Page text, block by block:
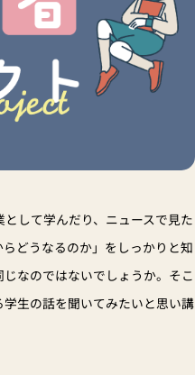
して学んだり、ニュースで見た
どうなるのか」をしっかりと知
なのではないでしょうか。そこ
生の話を聞いてみたいと思い講